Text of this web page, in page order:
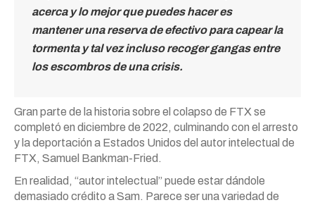
acerca y lo mejor que puedes hacer es
mantener una reserva de efectivo para capear la
tormenta y tal vez incluso recoger gangas entre
los escombros de una crisis.
Gran parte de la historia sobre el colapso de FTX se
completó en diciembre de 2022, culminando con el arresto
y la deportación a Estados Unidos del autor intelectual de
FTX, Samuel Bankman-Fried.
En realidad, “autor intelectual” puede estar dándole
demasiado crédito a Sam. Parece ser una variedad de